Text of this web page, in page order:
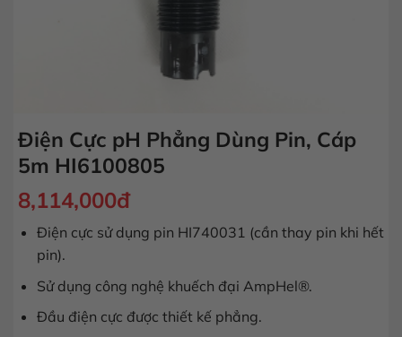
Điện Cực pH Phẳng Dùng Pin, Cáp
5m HI6100805
8,114,000đ
Điện cực sử dụng pin HI740031 (cần thay pin khi hết
pin).
Sử dụng công nghệ khuếch đại AmpHel®.
Đầu điện cực được thiết kế phẳng.